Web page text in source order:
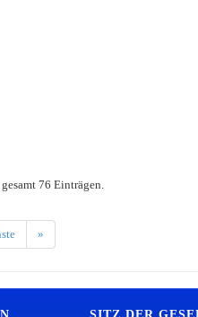
76 Einträgen.
»